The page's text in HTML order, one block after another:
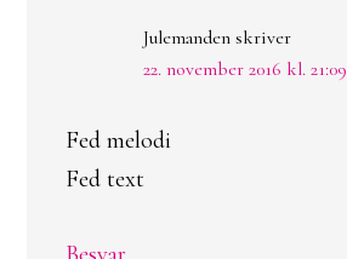
Julemanden skriver
22. november 2016 kl. 21:09
Fed melodi
Fed text